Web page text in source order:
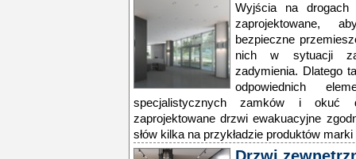
Wyjścia na drogach
zaprojektowane,
bezpieczne
nich w sytuacji
zadymienia. Dlatego
odpowiednich
specjalistycznych zamków i okuć
zaprojektowane drzwi ewakuacyjne
słów kilka na przykładzie produktów